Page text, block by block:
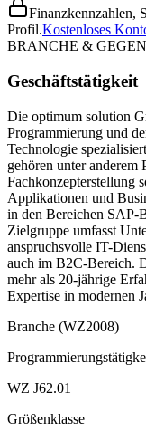
Finanzkennzahlen,
Profil.Kostenloses
BRANCHE &
Geschäftstätigkeit
Die optimum solution
Programmierung und
Technologie
gehören unter anderem
Fachkonzepterstellung
Applikationen und
in den Bereichen
Zielgruppe umfasst
anspruchsvolle IT-
auch im B2C-Bereich.
mehr als 20-jährige
Expertise in modernen
Branche (WZ2008)
WZ J62.01
Größenklasse